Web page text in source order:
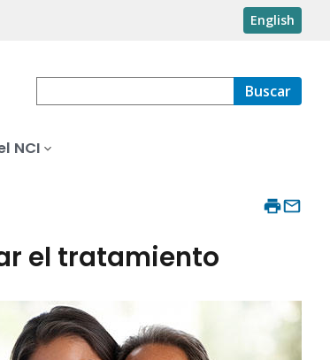
English
Buscar
NCI
el tratamiento